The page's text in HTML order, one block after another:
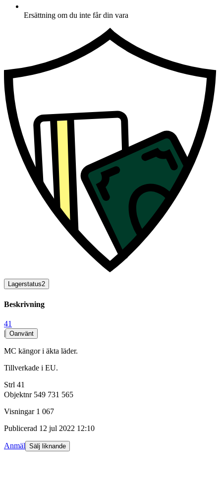
Ersättning om du inte får din vara
Lagerstatus2
Beskrivning
41
| Oanvänt
MC kängor i äkta läder.
Tillverkade i EU.
Strl 41
Objektnr 549 731 565
Visningar 1 067
Publicerad 12 jul 2022 12:10
Anmäl Sälj liknande